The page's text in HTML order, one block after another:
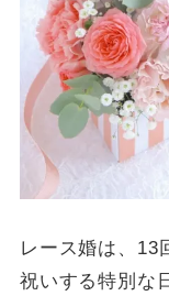
レース婚は、13
祝いする特別な